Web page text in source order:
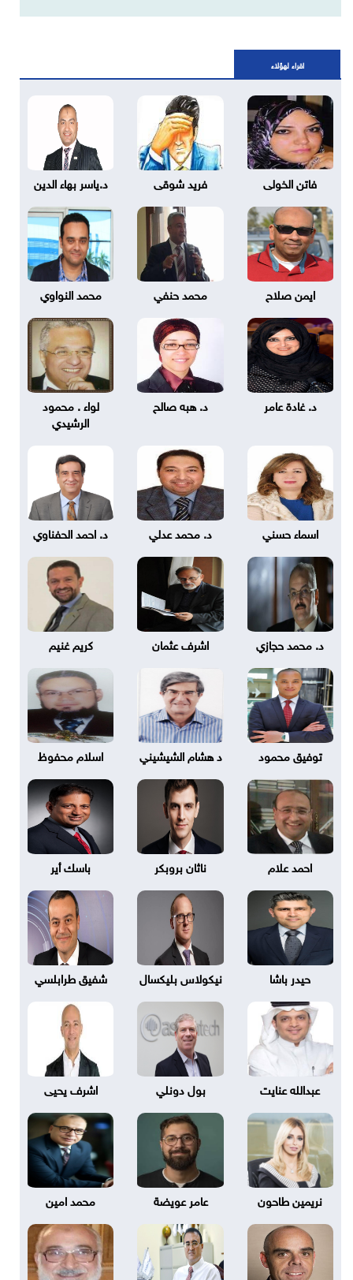
اقراء لهؤلاء
فاتن الخولى فريد شوقى د.ياسر بهاء الدين
ايمن صلاح محمد حنفي محمد النواوي
د. غادة عامر د. هبه صالح
لواء . محمود
الرشيدي
اسماء حسني د. محمد عدلي د. احمد الحفناوي
د. محمد حجازي اشرف عثمان كريم غنيم
توفيق محمود د هشام الشيشيني اسلام محفوظ
احمد علام ناثان بروبكر باسك أير
حيدر باشا نيكولاس بليكسال شفيق طرابلسي
عبدالله عنايت بول دونلي اشرف يحيى
نريمين طاحون عامر عويضة محمد امين